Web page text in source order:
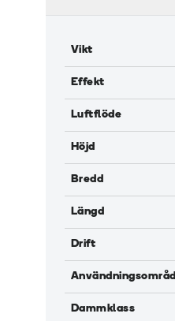
Vikt
Effekt
Luftflöde
Höjd
Bredd
Längd
Drift
Dammklass